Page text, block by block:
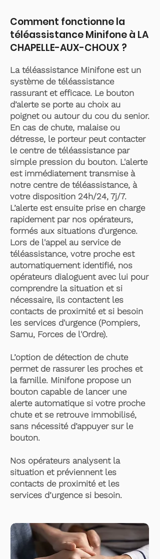
Comment fonctionne la
téléassistance Minifone à LA
CHAPELLE-AUX-CHOUX ?
La téléassistance Minifone est un
système de téléassistance
rassurant et efficace. Le bouton
d’alerte se porte au choix au
poignet ou autour du cou du senior.
En cas de chute, malaise ou
détresse, le porteur peut contacter
le centre de téléassistance par
simple pression du bouton. L'alerte
est immédiatement transmise à
notre centre de téléassistance, à
votre disposition 24h/24, 7j/7.
L’alerte est ensuite prise en charge
rapidement par nos opérateurs,
formés aux situations d'urgence.
Lors de l'appel au service de
téléassistance, votre proche est
automatiquement identifié, nos
opérateurs dialoguent avec lui pour
comprendre la situation et si
nécessaire, ils contactent les
contacts de proximité et si besoin
les services d'urgence (Pompiers,
Samu, Forces de l'Ordre).
L’option de détection de chute
permet de rassurer les proches et
la famille. Minifone propose un
bouton capable de lancer une
alerte automatique si votre proche
chute et se retrouve immobilisé,
sans nécessité d’appuyer sur le
bouton.
Nos opérateurs analysent la
situation et préviennent les
contacts de proximité et les
services d’urgence si besoin.